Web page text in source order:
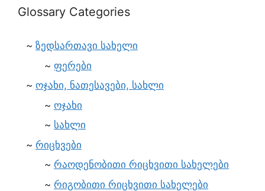
Glossary Categories
ზედსართავი სახელი
ფერები
ოჯახი, ნათესავები, სახლი
ოჯახი
სახლი
რიცხვები
რაოდენობითი რიცხვითი სახელები
რიგობითი რიცხვითი სახელები